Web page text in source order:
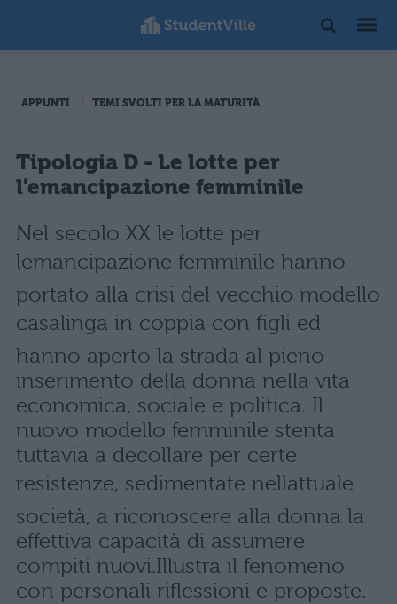
APPUNTI TEMI SVOLTI PER LA MATURITÀ
Tipologia D - Le lotte per
l'emancipazione femminile
Nel secolo XX le lotte per
lemancipazione femminile hanno
portato alla crisi del vecchio modello
casalinga in coppia con figli ed
hanno aperto la strada al pieno
inserimento della donna nella vita
economica, sociale e politica. Il
nuovo modello femminile stenta
tuttavia a decollare per certe
resistenze, sedimentate nellattuale
società, a riconoscere alla donna la
effettiva capacità di assumere
compiti nuovi.Illustra il fenomeno
con personali riflessioni e proposte.